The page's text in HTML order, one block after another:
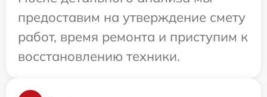
предоставим на утверждение смету
работ, время ремонта и приступим к
восстановлению техники.